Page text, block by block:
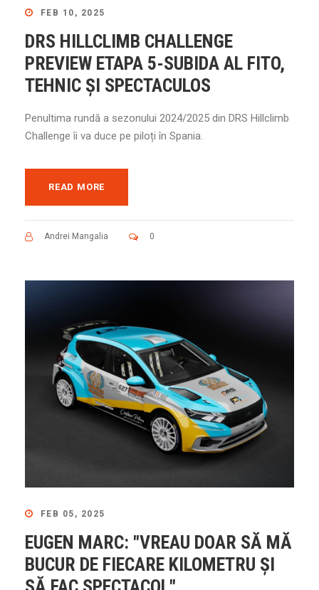
FEB 10, 2025
DRS HILLCLIMB CHALLENGE
PREVIEW ETAPA 5-SUBIDA AL FITO,
TEHNIC ȘI SPECTACULOS
Penultima rundă a sezonului 2024/2025 din DRS Hillclimb
Challenge îi va duce pe piloți în Spania.
READ MORE
Andrei Mangalia 0
FEB 05, 2025
EUGEN MARC: "VREAU DOAR SĂ MĂ
BUCUR DE FIECARE KILOMETRU ȘI